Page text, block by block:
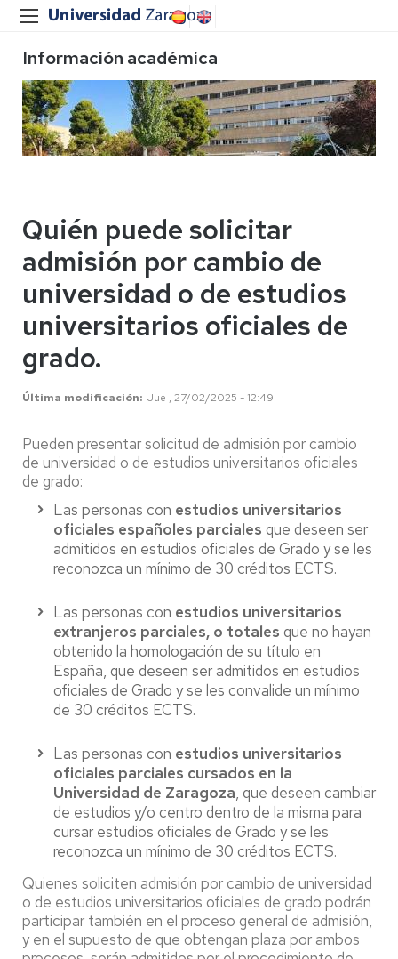
Información académica
Quién puede solicitar
admisión por cambio de
universidad o de estudios
universitarios oficiales de
grado.
Última modificación Jue , 27/02/2025 - 12:49
Pueden presentar solicitud de admisión por cambio
de universidad o de estudios universitarios oficiales
de grado:
Las personas con estudios universitarios
oficiales españoles parciales que deseen ser
admitidos en estudios oficiales de Grado y se les
reconozca un mínimo de 30 créditos ECTS.
Las personas con estudios universitarios
extranjeros parciales, o totales que no hayan
obtenido la homologación de su título en
España, que deseen ser admitidos en estudios
oficiales de Grado y se les convalide un mínimo
de 30 créditos ECTS.
Las personas con estudios universitarios
oficiales parciales cursados en la
Universidad de Zaragoza, que deseen cambiar
de estudios y/o centro dentro de la misma para
cursar estudios oficiales de Grado y se les
reconozca un mínimo de 30 créditos ECTS.
Quienes soliciten admisión por cambio de universidad
o de estudios universitarios oficiales de grado podrán
participar también en el proceso general de admisión,
y en el supuesto de que obtengan plaza por ambos